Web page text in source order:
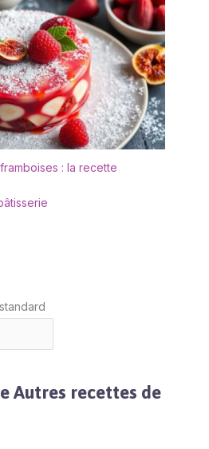
: la recette
Autres recettes de